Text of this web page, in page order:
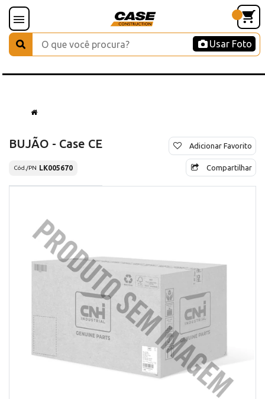
Usar Foto
BUJÃO - Case CE
Cód./PN LK005670
Adicionar Favorito
Compartilhar